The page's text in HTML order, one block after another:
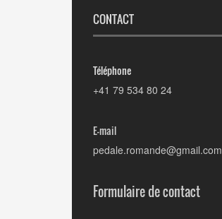
CONTACT
Téléphone
+41 79 534 80 24
E-mail
pedale.romande@gmail.com
Formulaire de contact